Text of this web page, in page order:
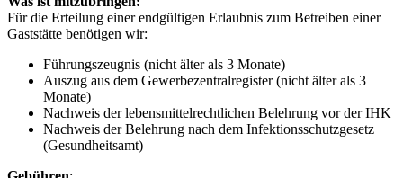
Für die Erteilung einer endgültigen Erlaubnis zum Betreiben einer
Gaststätte benötigen wir:
Führungszeugnis (nicht älter als 3 Monate)
Auszug aus dem Gewerbezentralregister (nicht älter als 3
Monate)
Nachweis der lebensmittelrechtlichen Belehrung vor der IHK
Nachweis der Belehrung nach dem Infektionsschutzgesetz
(Gesundheitsamt)